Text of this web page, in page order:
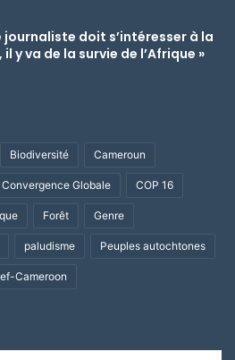
journaliste doit s’intéresser à la
y va de la survie de l’Afrique »
Biodiversité Cameroun
Convergence Globale COP 16
Forêt Genre
paludisme Peuples autochtones
Cameroon